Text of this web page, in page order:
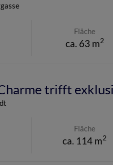
Fläche
ca. 63 m2
trifft
Fläche
ca. 114 m2